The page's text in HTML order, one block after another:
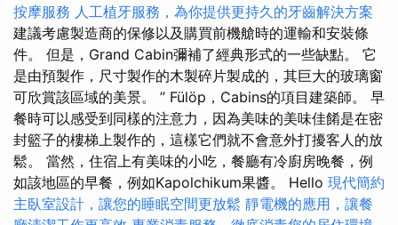
按摩服務 人工植牙服務，為你提供更持久的牙齒解決方案
建議考慮製造商的保修以及購買前機艙時的運輸和安裝條
件。 但是，Grand Cabin彌補了經典形式的一些缺點。 它
是由預製作，尺寸製作的木製碎片製成的，其巨大的玻璃窗
可欣賞該區域的美景。 ” Fülöp，Cabins的項目建築師。 早
餐時可以感受到同樣的注意力，因為美味的美味佳餚是在密
封籃子的樓梯上製作的，這樣它們就不會意外打擾客人的放
鬆。 當然，住宿上有美味的小吃，餐廳有冷廚房晚餐，例
如該地區的早餐，例如Kapolchikum果醬。 Hello 現代簡約
主臥室設計，讓您的睡眠空間更放鬆 靜電機的應用，讓餐